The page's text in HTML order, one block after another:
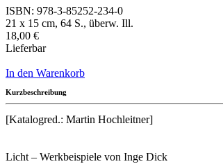
ISBN: 978-3-85252-234-0
21 x 15 cm, 64 S., überw. Ill.
18,00 €
Lieferbar
In den Warenkorb
Kurzbeschreibung
[Katalogred.: Martin Hochleitner]
Licht – Werkbeispiele von Inge Dick